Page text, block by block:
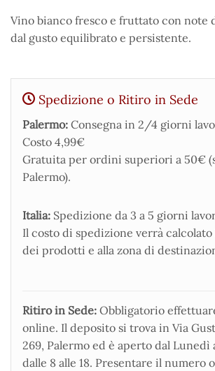
Vino bianco fresco e fruttato con note
dal gusto equilibrato e persistente.
Spedizione o Ritiro in Sede
Palermo: Consegna in 2/4 giorni
Costo 4,99€
Gratuita per ordini superiori a 50€
Palermo).
Italia: Spedizione da 3 a 5 giorni
Il costo di spedizione verrà calcolato
dei prodotti e alla zona di
Ritiro in Sede: Obbligatorio
online. Il deposito si trova in Via
269, Palermo ed è aperto dal Lunedì
dalle 8 alle 18. Presentare il numero